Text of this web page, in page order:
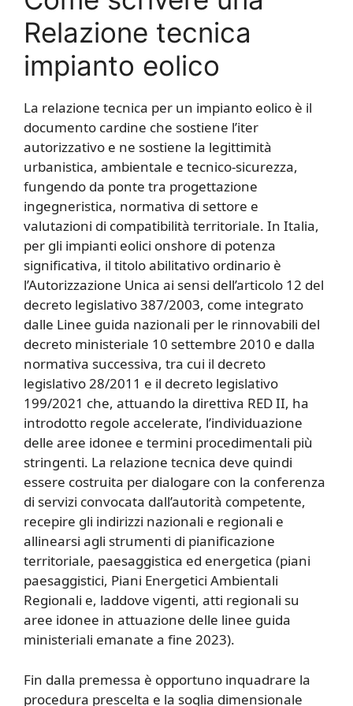
Relazione tecnica
impianto eolico​​
La relazione tecnica per un impianto eolico è il
documento cardine che sostiene l’iter
autorizzativo e ne sostiene la legittimità
urbanistica, ambientale e tecnico-sicurezza,
fungendo da ponte tra progettazione
ingegneristica, normativa di settore e
valutazioni di compatibilità territoriale. In Italia,
per gli impianti eolici onshore di potenza
significativa, il titolo abilitativo ordinario è
l’Autorizzazione Unica ai sensi dell’articolo 12 del
decreto legislativo 387/2003, come integrato
dalle Linee guida nazionali per le rinnovabili del
decreto ministeriale 10 settembre 2010 e dalla
normativa successiva, tra cui il decreto
legislativo 28/2011 e il decreto legislativo
199/2021 che, attuando la direttiva RED II, ha
introdotto regole accelerate, l’individuazione
delle aree idonee e termini procedimentali più
stringenti. La relazione tecnica deve quindi
essere costruita per dialogare con la conferenza
di servizi convocata dall’autorità competente,
recepire gli indirizzi nazionali e regionali e
allinearsi agli strumenti di pianificazione
territoriale, paesaggistica ed energetica (piani
paesaggistici, Piani Energetici Ambientali
Regionali e, laddove vigenti, atti regionali su
aree idonee in attuazione delle linee guida
ministeriali emanate a fine 2023).
Fin dalla premessa è opportuno inquadrare la
procedura prescelta e la soglia dimensionale